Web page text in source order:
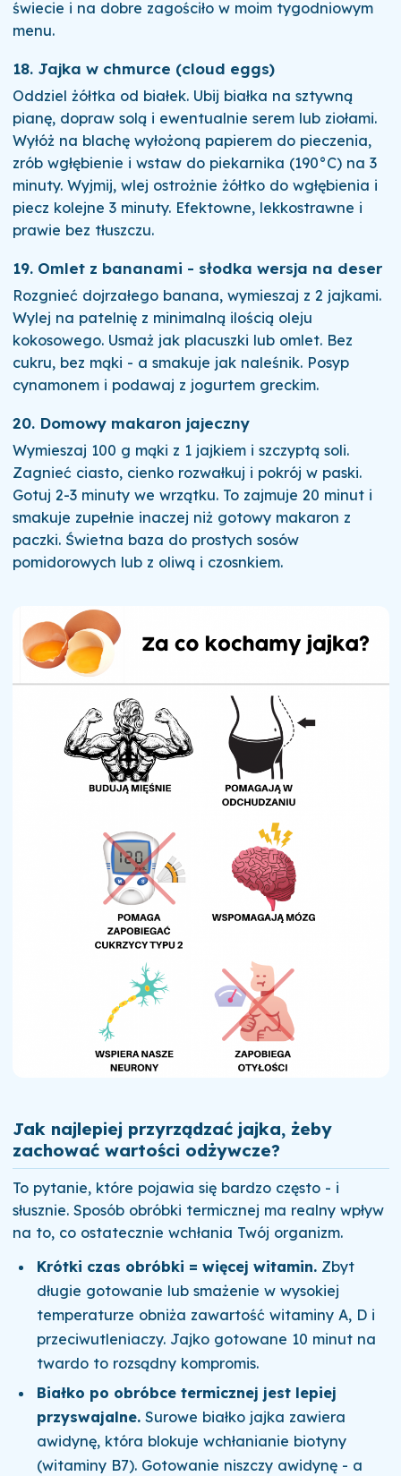
świecie i na dobre zagościło w moim tygodniowym
menu.
18. Jajka w chmurce (cloud eggs)
Oddziel żółtka od białek. Ubij białka na sztywną
pianę, dopraw solą i ewentualnie serem lub ziołami.
Wyłóż na blachę wyłożoną papierem do pieczenia,
zrób wgłębienie i wstaw do piekarnika (190°C) na 3
minuty. Wyjmij, wlej ostrożnie żółtko do wgłębienia i
piecz kolejne 3 minuty. Efektowne, lekkostrawne i
prawie bez tłuszczu.
19. Omlet z bananami - słodka wersja na deser
Rozgnieć dojrzałego banana, wymieszaj z 2 jajkami.
Wylej na patelnię z minimalną ilością oleju
kokosowego. Usmaż jak placuszki lub omlet. Bez
cukru, bez mąki - a smakuje jak naleśnik. Posyp
cynamonem i podawaj z jogurtem greckim.
20. Domowy makaron jajeczny
Wymieszaj 100 g mąki z 1 jajkiem i szczyptą soli.
Zagnieć ciasto, cienko rozwałkuj i pokrój w paski.
Gotuj 2-3 minuty we wrzątku. To zajmuje 20 minut i
smakuje zupełnie inaczej niż gotowy makaron z
paczki. Świetna baza do prostych sosów
pomidorowych lub z oliwą i czosnkiem.
Jak najlepiej przyrządzać jajka, żeby
zachować wartości odżywcze?
To pytanie, które pojawia się bardzo często - i
słusznie. Sposób obróbki termicznej ma realny wpływ
na to, co ostatecznie wchłania Twój organizm.
Krótki czas obróbki = więcej witamin. Zbyt
długie gotowanie lub smażenie w wysokiej
temperaturze obniża zawartość witaminy A, D i
przeciwutleniaczy. Jajko gotowane 10 minut na
twardo to rozsądny kompromis.
Białko po obróbce termicznej jest lepiej
przyswajalne. Surowe białko jajka zawiera
awidynę, która blokuje wchłanianie biotyny
(witaminy B7). Gotowanie niszczy awidynę - a